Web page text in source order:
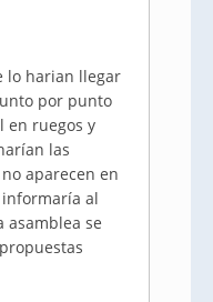
lo harian llegar
por punto
en ruegos y
las
aparecen en
al
asamblea se